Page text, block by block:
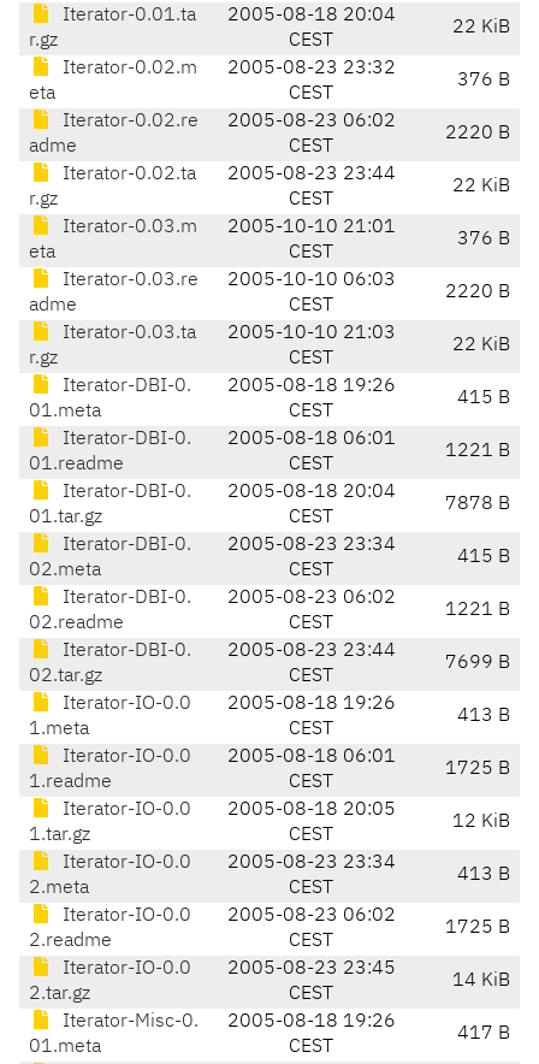
Iterator-0.01.ta
r.gz
2005-08-18 20:04
CEST
22 KiB
Iterator-0.02.m
eta
2005-08-23 23:32
CEST
376 B
Iterator-0.02.re
adme
2005-08-23 06:02
CEST
2220 B
Iterator-0.02.ta
r.gz
2005-08-23 23:44
CEST
22 KiB
Iterator-0.03.m
eta
2005-10-10 21:01
CEST
376 B
Iterator-0.03.re
adme
2005-10-10 06:03
CEST
2220 B
Iterator-0.03.ta
r.gz
2005-10-10 21:03
CEST
22 KiB
Iterator-DBI-0.
01.meta
2005-08-18 19:26
CEST
415 B
Iterator-DBI-0.
01.readme
2005-08-18 06:01
CEST
1221 B
Iterator-DBI-0.
01.tar.gz
2005-08-18 20:04
CEST
7878 B
Iterator-DBI-0.
02.meta
2005-08-23 23:34
CEST
415 B
Iterator-DBI-0.
02.readme
2005-08-23 06:02
CEST
1221 B
Iterator-DBI-0.
02.tar.gz
2005-08-23 23:44
CEST
7699 B
Iterator-IO-0.0
1.meta
2005-08-18 19:26
CEST
413 B
Iterator-IO-0.0
1.readme
2005-08-18 06:01
CEST
1725 B
Iterator-IO-0.0
1.tar.gz
2005-08-18 20:05
CEST
12 KiB
Iterator-IO-0.0
2.meta
2005-08-23 23:34
CEST
413 B
Iterator-IO-0.0
2.readme
2005-08-23 06:02
CEST
1725 B
Iterator-IO-0.0
2.tar.gz
2005-08-23 23:45
CEST
14 KiB
Iterator-Misc-0.
01.meta
2005-08-18 19:26
CEST
417 B